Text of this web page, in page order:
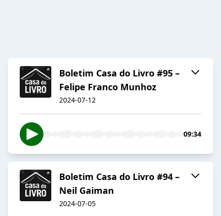
Boletim Casa do Livro #95 –
Felipe Franco Munhoz
2024-07-12
09:34
Boletim Casa do Livro #94 –
Neil Gaiman
2024-07-05